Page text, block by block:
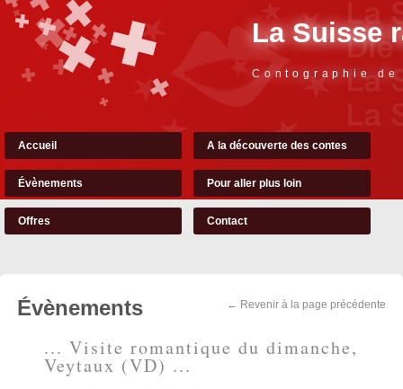
La Suisse
Contographie
Accueil A la découverte des contes
Évènements Pour aller plus loin
Offres Contact
← Revenir à la page précédente
Évènements
... Visite romantique du dimanche,
Veytaux (VD) ...